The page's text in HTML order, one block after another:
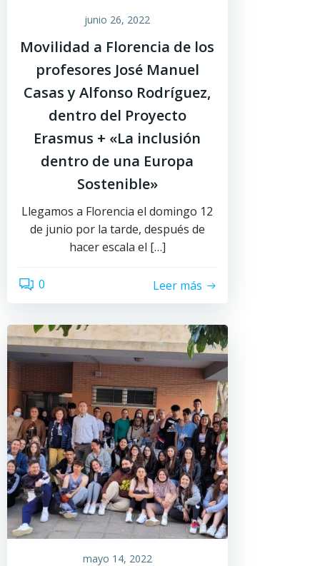
junio 26, 2022
Movilidad a Florencia de los
profesores José Manuel
Casas y Alfonso Rodríguez,
dentro del Proyecto
Erasmus + «La inclusión
dentro de una Europa
Sostenible»
Llegamos a Florencia el domingo 12
de junio por la tarde, después de
hacer escala el […]
0 Leer más
mayo 14, 2022